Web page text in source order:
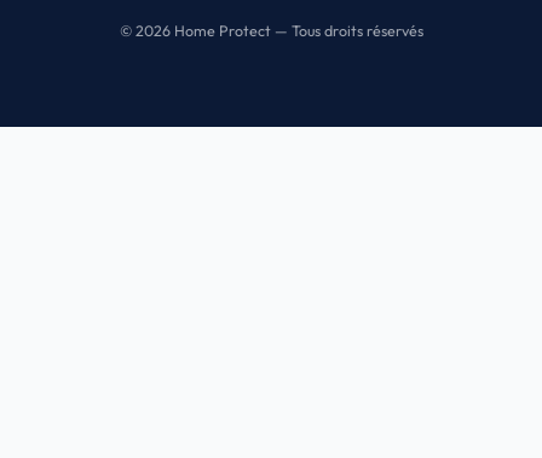
© 2026 Home Protect — Tous droits réservés